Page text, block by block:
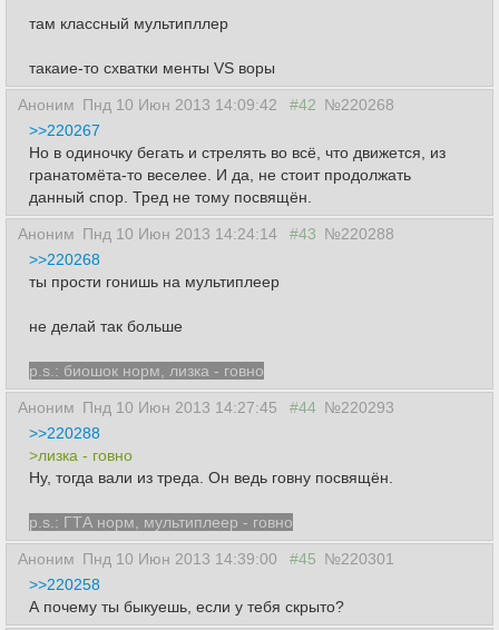
там классный мультипллер
такаие-то схватки менты VS воры
Аноним Пнд 10 Июн 2013 14:09:42 #42 №220268
>>220267
Но в одиночку бегать и стрелять во всё, что движется, из
гранатомёта-то веселее. И да, не стоит продолжать
данный спор. Тред не тому посвящён.
Аноним Пнд 10 Июн 2013 14:24:14 #43 №220288
>>220268
ты прости гонишь на мультиплеер
не делай так больше
p.s.: биошок норм, лизка - говно
Аноним Пнд 10 Июн 2013 14:27:45 #44 №220293
>>220288
>лизка - говно
Ну, тогда вали из треда. Он ведь говну посвящён.
p.s.: ГТА норм, мультиплеер - говно
Аноним Пнд 10 Июн 2013 14:39:00 #45 №220301
>>220258
А почему ты быкуешь, если у тебя скрыто?